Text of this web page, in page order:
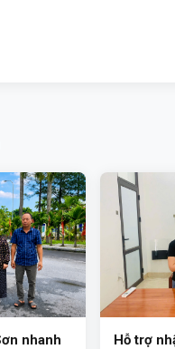
nhanh
Hỗ trợ